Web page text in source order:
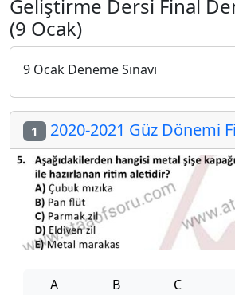
Geliştirme Dersi Final
(9 Ocak)
9 Ocak Deneme Sınavı
1 2020-2021 Güz Dönemi
A B C